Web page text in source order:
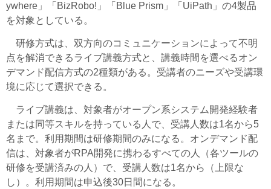
ywhere」「BizRobo!」「Blue Prism」「UiPath」の4製品
を対象としている。
研修方式は、双方向のコミュニケーションによって不明
点を解消できるライブ講義方式と、講義時間を選べるオン
デマンド配信方式の2種類がある。受講者のニーズや受講環
境に応じて選択できる。
ライブ講義は、対象者がオープン系システム開発経験者
または同等スキルを持っている人で、受講人数は1名から5
名まで。利用期間は研修期間のみになる。オンデマンド配
信は、対象者がRPA開発に携わるすべての人（各ツールの
研修を受講済みの人）で、受講人数は1名から（上限な
し）。利用期間は申込後30日間になる。